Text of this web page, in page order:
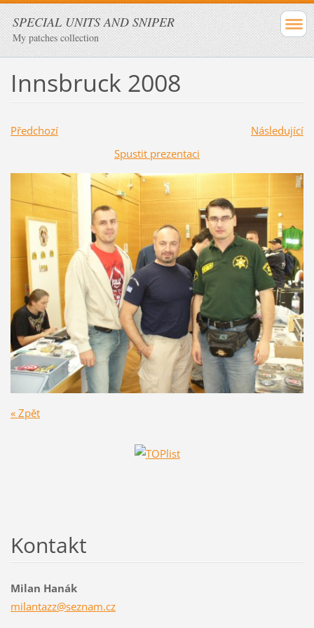
SPECIAL UNITS AND SNIPER
My patches collection
Innsbruck 2008
Předchozí
Následující
Spustit prezentaci
« Zpět
Kontakt
Milan Hanák
milantazz@seznam.cz